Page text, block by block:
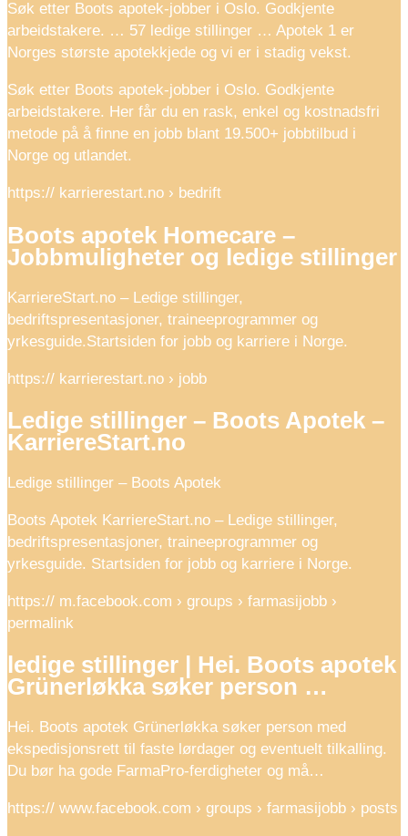
Søk etter Boots apotek-jobber i Oslo. Godkjente
arbeidstakere. … 57 ledige stillinger … Apotek 1 er
Norges største apotekkjede og vi er i stadig vekst.
Søk etter Boots apotek-jobber i Oslo. Godkjente
arbeidstakere. Her får du en rask, enkel og kostnadsfri
metode på å finne en jobb blant 19.500+ jobbtilbud i
Norge og utlandet.
https:// karrierestart.no › bedrift
Boots apotek Homecare –
Jobbmuligheter og ledige stillinger
KarriereStart.no – Ledige stillinger,
bedriftspresentasjoner, traineeprogrammer og
yrkesguide.Startsiden for jobb og karriere i Norge.
https:// karrierestart.no › jobb
Ledige stillinger – Boots Apotek –
KarriereStart.no
Ledige stillinger – Boots Apotek
Boots Apotek KarriereStart.no – Ledige stillinger,
bedriftspresentasjoner, traineeprogrammer og
yrkesguide. Startsiden for jobb og karriere i Norge.
https:// m.facebook.com › groups › farmasijobb ›
permalink
ledige stillinger | Hei. Boots apotek
Grünerløkka søker person …
Hei. Boots apotek Grünerløkka søker person med
ekspedisjonsrett til faste lørdager og eventuelt tilkalling.
Du bør ha gode FarmaPro-ferdigheter og må…
https:// www.facebook.com › groups › farmasijobb › posts